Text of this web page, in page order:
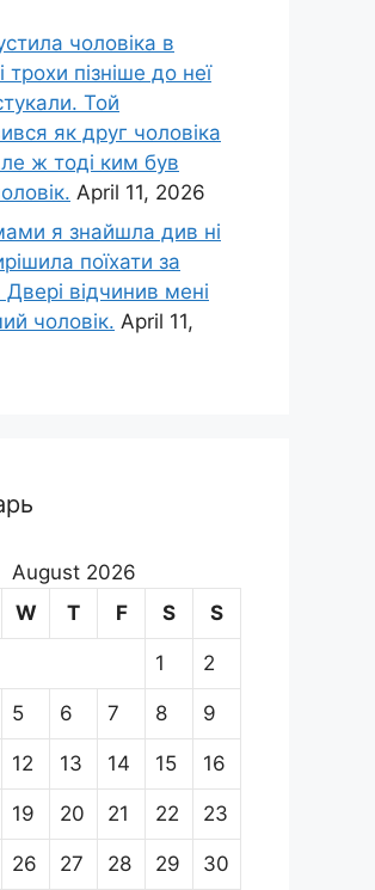
чоловіка в
трохи пізніше до неї
Той
як друг чоловіка
ж тоді ким був
April 11, 2026
я знайшла див ні
поїхати за
відчинив мені
чоловік. April 11,
August 2026
W T F S S
1 2
5 6 7 8 9
12 13 14 15 16
19 20 21 22 23
26 27 28 29 30